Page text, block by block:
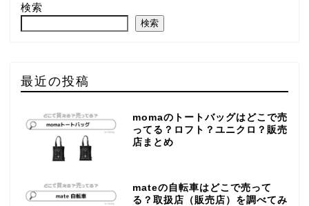
検索
検索
最近の投稿
momaのトートバッグはどこで売
ってる？ロフト？ユニクロ？販売
店まとめ
mateの自転車はどこで売って
る？取扱店（販売店）を調べてみ